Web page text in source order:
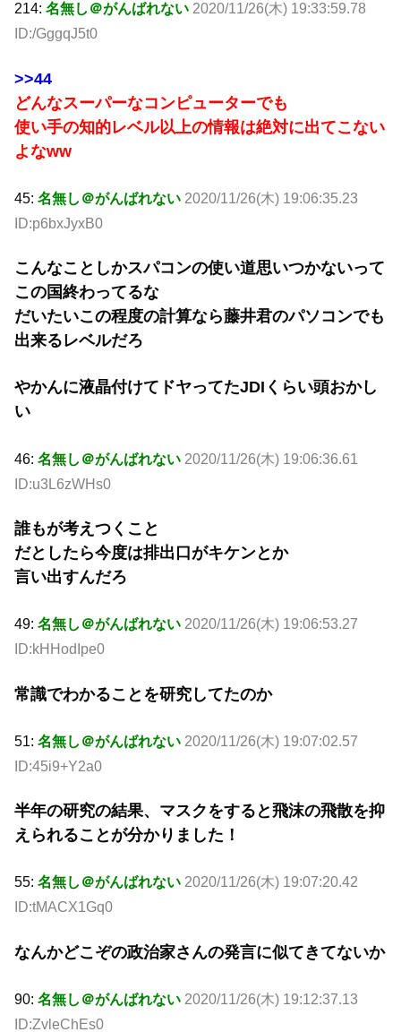
214: 名無し＠がんばれない 2020/11/26(木) 19:33:59.78
ID:/GggqJ5t0
>>44
どんなスーパーなコンピューターでも
使い手の知的レベル以上の情報は絶対に出てこない
よなww
45: 名無し＠がんばれない 2020/11/26(木) 19:06:35.23
ID:p6bxJyxB0
こんなことしかスパコンの使い道思いつかないって
この国終わってるな
だいたいこの程度の計算なら藤井君のパソコンでも
出来るレベルだろ
やかんに液晶付けてドヤってたJDIくらい頭おかし
い
46: 名無し＠がんばれない 2020/11/26(木) 19:06:36.61
ID:u3L6zWHs0
誰もが考えつくこと
だとしたら今度は排出口がキケンとか
言い出すんだろ
49: 名無し＠がんばれない 2020/11/26(木) 19:06:53.27
ID:kHHodIpe0
常識でわかることを研究してたのか
51: 名無し＠がんばれない 2020/11/26(木) 19:07:02.57
ID:45i9+Y2a0
半年の研究の結果、マスクをすると飛沫の飛散を抑
えられることが分かりました！
55: 名無し＠がんばれない 2020/11/26(木) 19:07:20.42
ID:tMACX1Gq0
なんかどこぞの政治家さんの発言に似てきてないか
90: 名無し＠がんばれない 2020/11/26(木) 19:12:37.13
ID:ZvleChEs0